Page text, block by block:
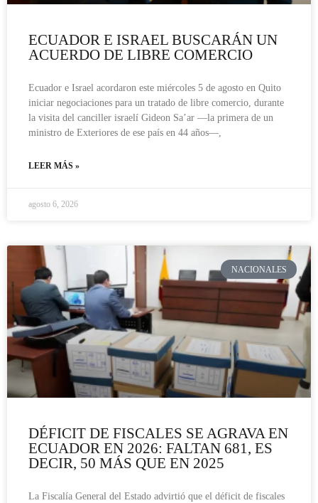
ECUADOR E ISRAEL BUSCARÁN UN
ACUERDO DE LIBRE COMERCIO
Ecuador e Israel acordaron este miércoles 5 de agosto en Quito
iniciar negociaciones para un tratado de libre comercio, durante
la visita del canciller israelí Gideon Sa’ar —la primera de un
ministro de Exteriores de ese país en 44 años—,
LEER MÁS »
agosto 6, 2026
NACIONALES
DÉFICIT DE FISCALES SE AGRAVA EN
ECUADOR EN 2026: FALTAN 681, ES
DECIR, 50 MÁS QUE EN 2025
La Fiscalía General del Estado advirtió que el déficit de fiscales